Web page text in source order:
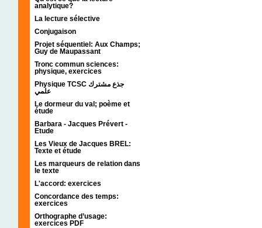
analytique?
La lecture sélective
Conjugaison
Projet séquentiel: Aux Champs;
Guy de Maupassant
Tronc commun sciences:
physique, exercices
Physique TCSC جذع مشترك
علمي
Le dormeur du val; poème et
étude
Barbara - Jacques Prévert -
Etude
Les Vieux de Jacques BREL:
Texte et étude
Les marqueurs de relation dans
le texte
L'accord: exercices
Concordance des temps:
exercices
Orthographe d’usage:
exercices PDF